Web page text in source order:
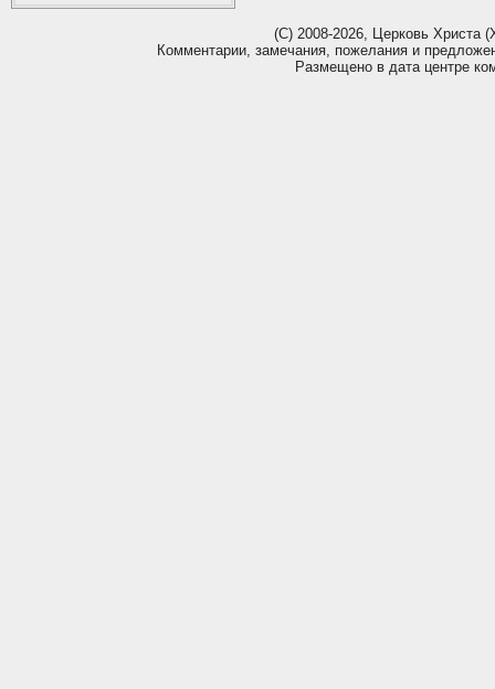
(С) 2008-2026, Церковь Христа
Комментарии, замечания, пожелания и
Размещено в дата центре